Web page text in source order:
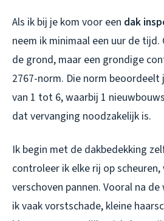
Als ik bij je kom voor een dak
neem ik minimaal een uur de tijd.
de grond, maar een grondige
2767-norm. Die norm beoordeelt
van 1 tot 6, waarbij 1
dat vervanging noodzakelijk is.
Ik begin met de dakbedekking
controleer ik elke rij op scheuren,
verschoven pannen. Vooral na
ik vaak vorstschade, kleine